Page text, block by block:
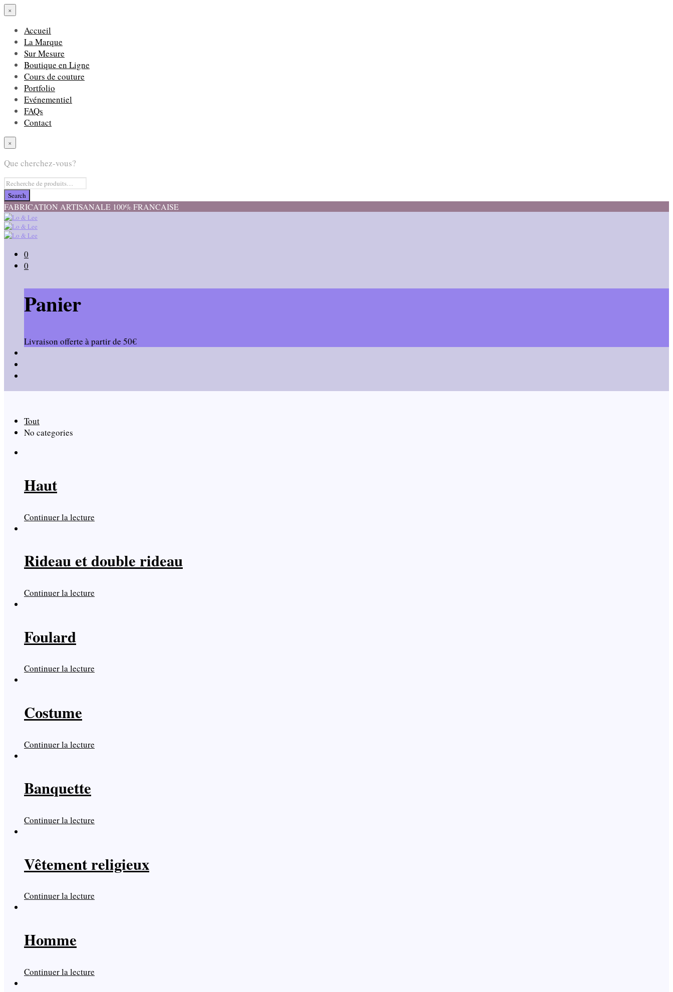
×
Accueil
La Marque
Sur Mesure
Boutique en Ligne
Cours de couture
Portfolio
Evénementiel
FAQs
Contact
×
Que cherchez-vous?
FABRICATION ARTISANALE 100% FRANCAISE
0
0
Panier
Livraison offerte à partir de 50€
Tout
No categories
Haut
Continuer la lecture
Rideau et double rideau
Continuer la lecture
Foulard
Continuer la lecture
Costume
Continuer la lecture
Banquette
Continuer la lecture
Vêtement religieux
Continuer la lecture
Homme
Continuer la lecture